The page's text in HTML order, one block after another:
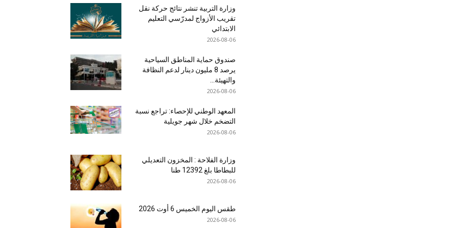
وزارة التربية تنشر نتائج حركة نقل
تقريب الأزواج لمدرّسي التعليم
الابتدائي
2026-08-06
صندوق حماية المناطق السياحية
يرصد 8 مليون دينار لدعم النظافة
والتهيئة...
2026-08-06
المعهد الوطني للإحصاء: تراجع نسبة
التضخم خلال شهر جويلية
2026-08-06
وزارة الفلاحة : المخزون التعديلي
للبطاطا بلغ 12392 طنا
2026-08-06
طقس اليوم الخميس 6 أوت 2026
2026-08-06